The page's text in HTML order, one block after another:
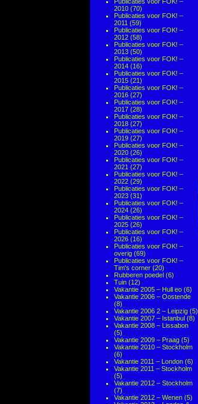
2010 (70)
Publicaties voor FOK! –
2011 (59)
Publicaties voor FOK! –
2012 (58)
Publicaties voor FOK! –
2013 (50)
Publicaties voor FOK! –
2014 (16)
Publicaties voor FOK! –
2015 (21)
Publicaties voor FOK! –
2016 (27)
Publicaties voor FOK! –
2017 (28)
Publicaties voor FOK! –
2018 (27)
Publicaties voor FOK! –
2019 (27)
Publicaties voor FOK! –
2020 (26)
Publicaties voor FOK! –
2021 (27)
Publicaties voor FOK! –
2022 (29)
Publicaties voor FOK! –
2023 (31)
Publicaties voor FOK! –
2024 (26)
Publicaties voor FOK! –
2025 (26)
Publicaties voor FOK! –
2026 (16)
Publicaties voor FOK! –
overig (69)
Publicaties voor FOK! –
Tim's corner (20)
Rubberen poedel (6)
Tuin (12)
Vakantie 2005 – Hull eo (6)
Vakantie 2006 – Oostende
(8)
Vakantie 2006 2 – Leipzig (5)
Vakantie 2007 – Istanbul (8)
Vakantie 2008 – Lissabon
(5)
Vakantie 2009 – Praag (5)
Vakantie 2010 – Stockholm
(6)
Vakantie 2011 – London (6)
Vakantie 2011 – Stockholm
(5)
Vakantie 2012 – Stockholm
(7)
Vakantie 2012 – Wenen (5)